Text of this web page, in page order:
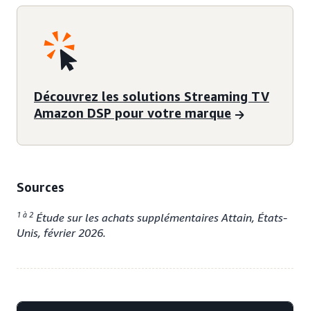
Découvrez les solutions Streaming TV
Amazon DSP pour votre marque
Sources
1 à 2 Étude sur les achats supplémentaires Attain, États-
Unis, février 2026.